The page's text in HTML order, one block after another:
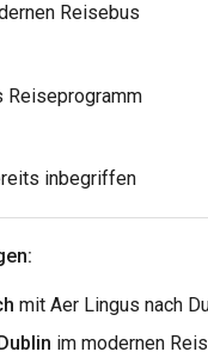
Reisebus
Reiseprogramm
inbegriffen
mit Aer Lingus nach
im modernen